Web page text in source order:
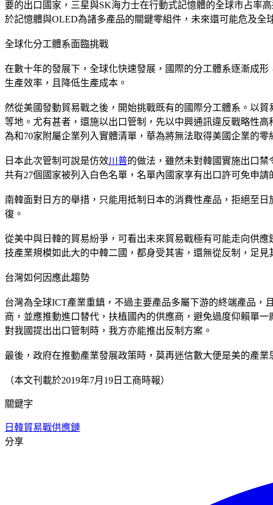
要的出口國家，三星與SK海力士在行動式記憶體的全球市占率
於記憶體與OLED為諸多產品的關鍵零組件，未來還可能危及全
全球化分工體系面臨挑戰
在數十年的發展下，全球化快速發展，國際的分工體系逐漸成
生產效率，且降低生產成本。
然從美國發動貿易戰之後，開始挑戰既有的國際分工體系。以
等地。尤有甚者，還施以出口管制，先以中興通訊違反戰略性
為和70家附屬企業列入實體清單，華為將無法取得美國企業的零
日本此次管制可說是仿效川普的做法，雖然未對韓國實施出口
共有27個國家被列入白色名單，名單內國家享有出口許可免申
南韓面對日方的舉措，只能用抵制日本的消費性產品，拒絕至
復。
從美中與日韓的貿易紛爭，可看出未來貿易戰極有可能走向供
技產業規模如此大的中韓二國，都身受其害，還無從反制，足見
台灣如何因應此趨勢
台灣為全球ICT產業重鎮，不過主要產品多屬下游的終端產品
商，並應推動進口替代，扶植國內的供應商，避免過度仰賴單
對我國提出出口管制時，我方亦能推出反制方案。
最後，政府在推動產業發展政策時，莫再迷信數大便是美的產
（本文刊載於2019年7月19日工商時報）
關鍵字
日韓貿易戰供應鏈
分享